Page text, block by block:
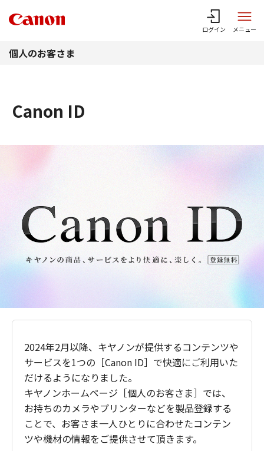
ログイン メニュー
個人のお客さま
Canon ID
2024年2月以降、キヤノンが提供するコンテンツや
サービスを1つの［Canon ID］で快適にご利用いた
だけるようになりました。
キヤノンホームページ［個人のお客さま］では、
お持ちのカメラやプリンターなどを製品登録する
ことで、お客さま一人ひとりに合わせたコンテン
ツや機材の情報をご提供させて頂きます。